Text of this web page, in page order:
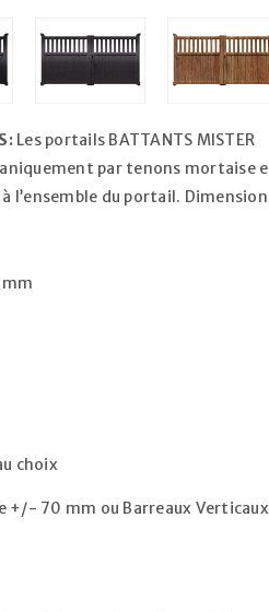
Les portails BATTANTS MISTER
par tenons mortaise
l’ensemble du portail.
choix
+/- 70 mm ou Barreaux Verticaux